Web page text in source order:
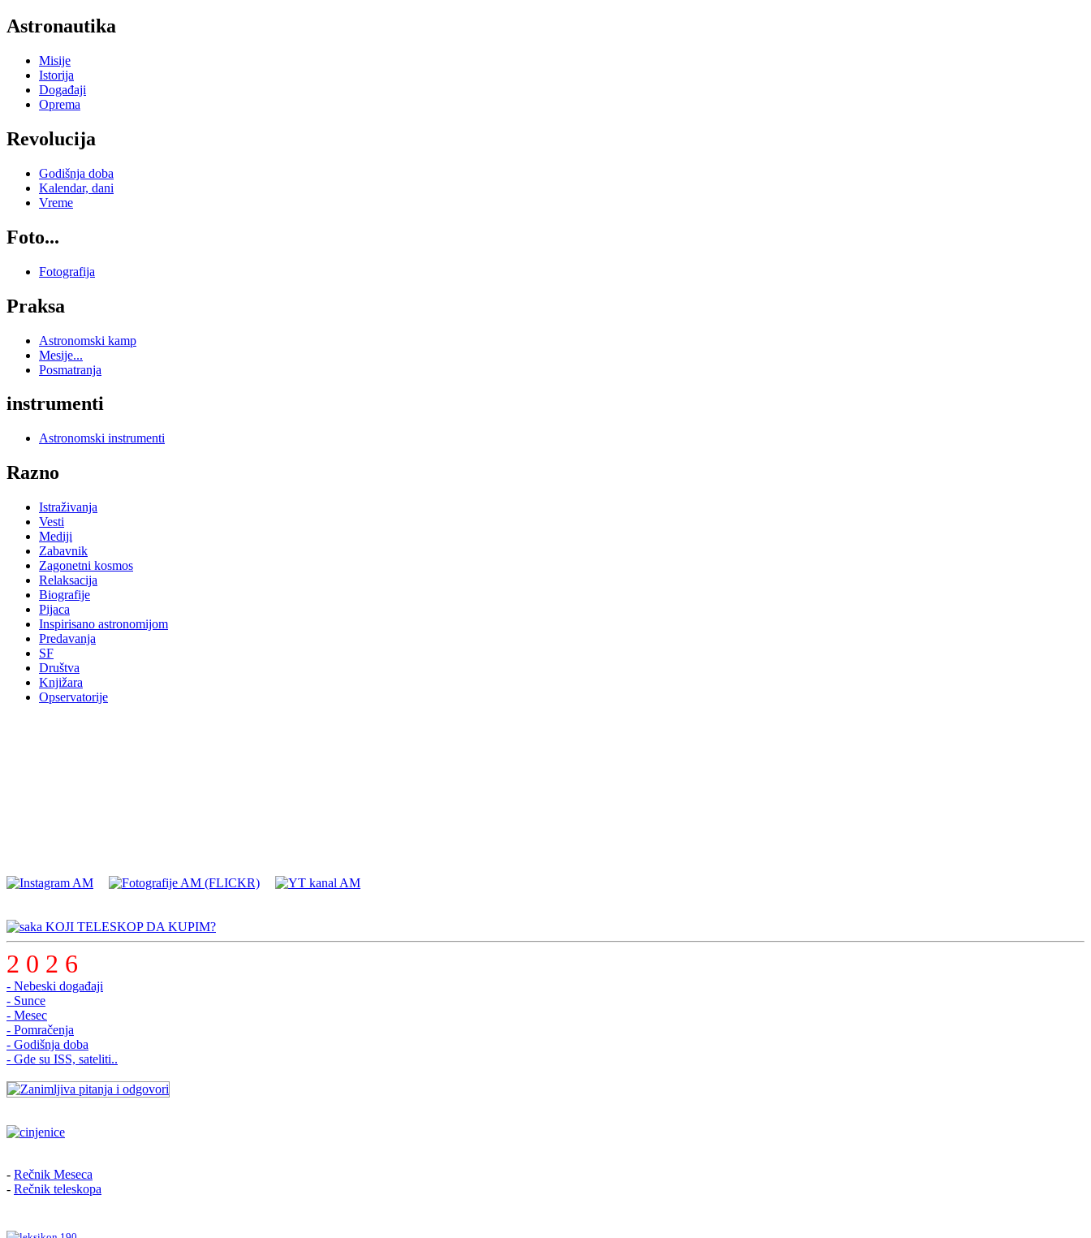
Astronautika
Misije
Istorija
Događaji
Oprema
Revolucija
Godišnja doba
Kalendar, dani
Vreme
Foto...
Fotografija
Praksa
Astronomski kamp
Mesije...
Posmatranja
instrumenti
Astronomski instrumenti
Razno
Istraživanja
Vesti
Mediji
Zabavnik
Zagonetni kosmos
Relaksacija
Biografije
Pijaca
Inspirisano astronomijom
Predavanja
SF
Društva
Knjižara
Opservatorije
KOJI TELESKOP DA KUPIM?
2 0 2 6
- Nebeski događaji
- Sunce
- Mesec
- Pomračenja
- Godišnja doba
- Gde su ISS, sateliti..
- Rečnik Meseca
- Rečnik teleskopa